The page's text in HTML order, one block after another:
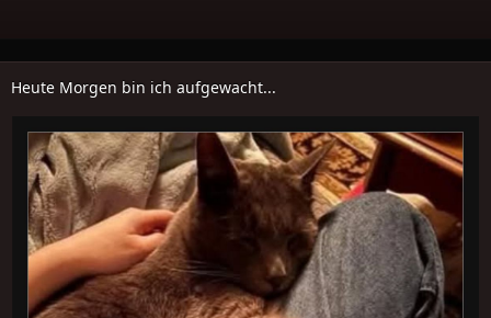
Heute Morgen bin ich aufgewacht...